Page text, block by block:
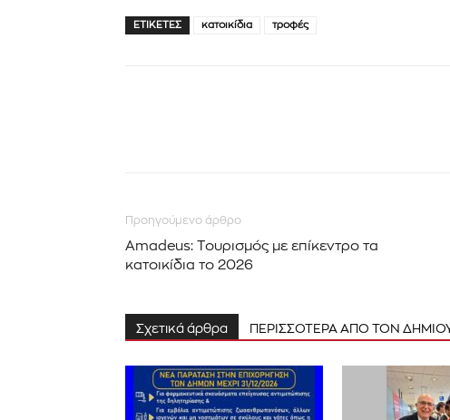
ΕΤΙΚΈΤΕΣ κατοικίδια τροφές
Προηγούμενο άρθρο
Amadeus: Τουρισμός με επίκεντρο τα
κατοικίδια το 2026
Σχετικά άρθρα ΠΕΡΙΣΣΟΤΕΡΑ ΑΠΟ ΤΟΝ